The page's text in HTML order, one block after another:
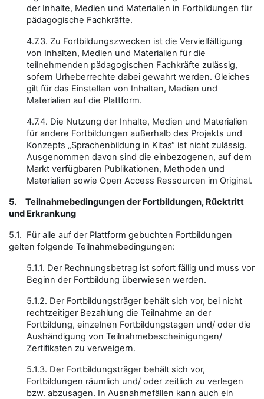
der Inhalte, Medien und Materialien in Fortbildungen für
pädagogische Fachkräfte.
4.7.3. Zu Fortbildungszwecken ist die Vervielfältigung
von Inhalten, Medien und Materialien für die
teilnehmenden pädagogischen Fachkräfte zulässig,
sofern Urheberrechte dabei gewahrt werden. Gleiches
gilt für das Einstellen von Inhalten, Medien und
Materialien auf die Plattform.
4.7.4. Die Nutzung der Inhalte, Medien und Materialien
für andere Fortbildungen außerhalb des Projekts und
Konzepts „Sprachenbildung in Kitas“ ist nicht zulässig.
Ausgenommen davon sind die einbezogenen, auf dem
Markt verfügbaren Publikationen, Methoden und
Materialien sowie Open Access Ressourcen im Original.
5. Teilnahmebedingungen der Fortbildungen, Rücktritt
und Erkrankung
5.1. Für alle auf der Plattform gebuchten Fortbildungen
gelten folgende Teilnahmebedingungen:
5.1.1. Der Rechnungsbetrag ist sofort fällig und muss vor
Beginn der Fortbildung überwiesen werden.
5.1.2. Der Fortbildungsträger behält sich vor, bei nicht
rechtzeitiger Bezahlung die Teilnahme an der
Fortbildung, einzelnen Fortbildungstagen und/ oder die
Aushändigung von Teilnahmebescheinigungen/
Zertifikaten zu verweigern.
5.1.3. Der Fortbildungsträger behält sich vor,
Fortbildungen räumlich und/ oder zeitlich zu verlegen
bzw. abzusagen. In Ausnahmefällen kann auch ein